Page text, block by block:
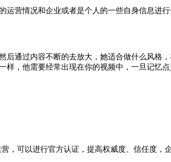
营情况和企业或者是个人的一些自身信息进
通过内容不断的去放大，她适合做什么风格
，他需要经常出现在你的视频中，一旦记忆
可以进行官方认证，提高权威度、信任度，